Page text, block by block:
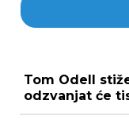
Tom Odell
odzvanjat će